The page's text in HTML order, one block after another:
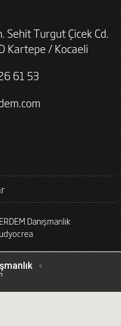
Sehit Turgut Çicek Cd.
Kartepe / Kocaeli
61 53
Danışmanlık